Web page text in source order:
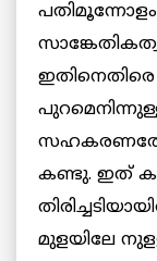
പതിമൂന്നോളം
ഇതിനെതിരെ
കണ്ടു. ഇത്
മുളയിലേ